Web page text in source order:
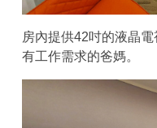
房內提供42吋的液晶
有工作需求的爸媽。